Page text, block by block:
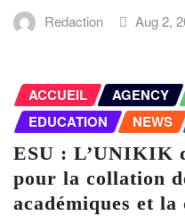
Redaction Aug 2,
ACCUEIL AGENCY
EDUCATION
NEWS
ESU : L’UNIKIK
pour la collation
académiques et la